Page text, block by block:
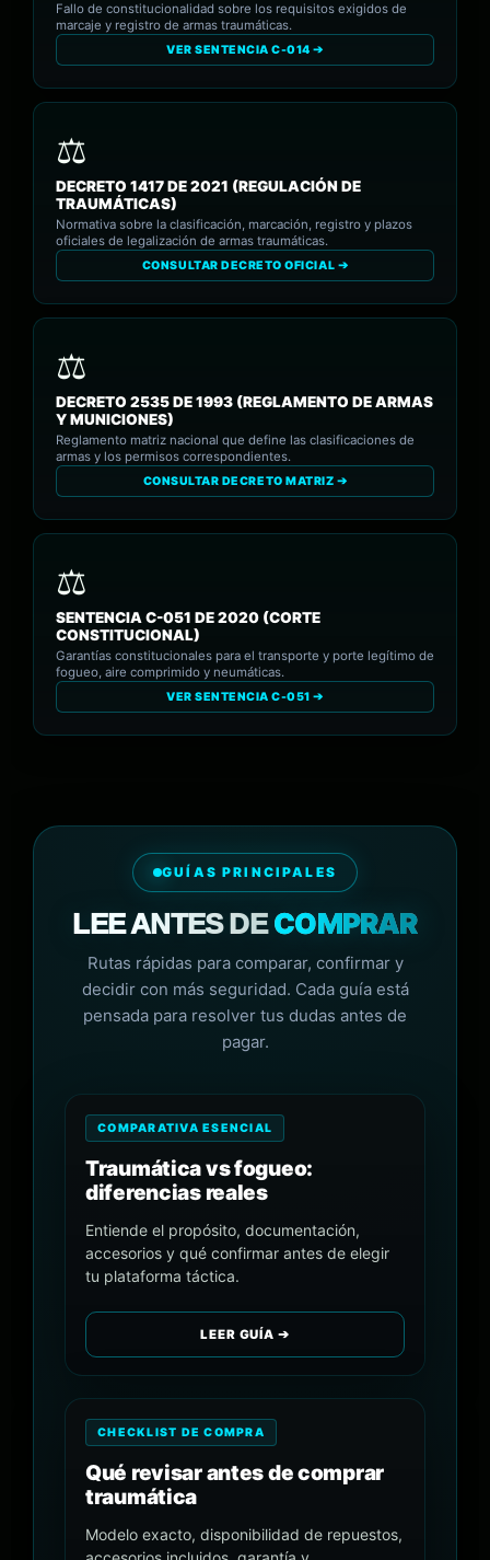
Fallo de constitucionalidad sobre los requisitos exigidos de
marcaje y registro de armas traumáticas.
VER SENTENCIA C-014 ➔
DECRETO 1417 DE 2021 (REGULACIÓN DE
TRAUMÁTICAS)
Normativa sobre la clasificación, marcación, registro y plazos
oficiales de legalización de armas traumáticas.
CONSULTAR DECRETO OFICIAL ➔
DECRETO 2535 DE 1993 (REGLAMENTO DE ARMAS
Y MUNICIONES)
Reglamento matriz nacional que define las clasificaciones de
armas y los permisos correspondientes.
CONSULTAR DECRETO MATRIZ ➔
SENTENCIA C-051 DE 2020 (CORTE
CONSTITUCIONAL)
Garantías constitucionales para el transporte y porte legítimo de
fogueo, aire comprimido y neumáticas.
VER SENTENCIA C-051 ➔
GUÍAS PRINCIPALES
LEE ANTES DECOMPRAR
Rutas rápidas para comparar, confirmar y
decidir con más seguridad. Cada guía está
pensada para resolver tus dudas antes de
pagar.
COMPARATIVA ESENCIAL
Traumática vs fogueo:
diferencias reales
Entiende el propósito, documentación,
accesorios y qué confirmar antes de elegir
tu plataforma táctica.
LEER GUÍA ➔
CHECKLIST DE COMPRA
Qué revisar antes de comprar
traumática
Modelo exacto, disponibilidad de repuestos,